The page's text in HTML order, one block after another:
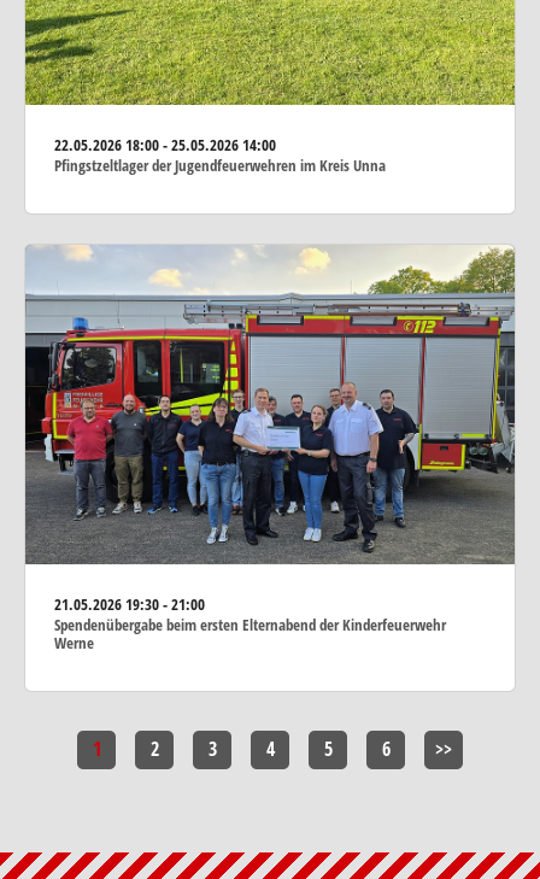
22.05.202618:00 - 25.05.2026 14:00
Pfingstzeltlager der Jugendfeuerwehren im Kreis Unna
21.05.202619:30 - 21:00
Spendenübergabe beim ersten Elternabend der Kinderfeuerwehr
Werne
1 2 3 4 5 6 >>